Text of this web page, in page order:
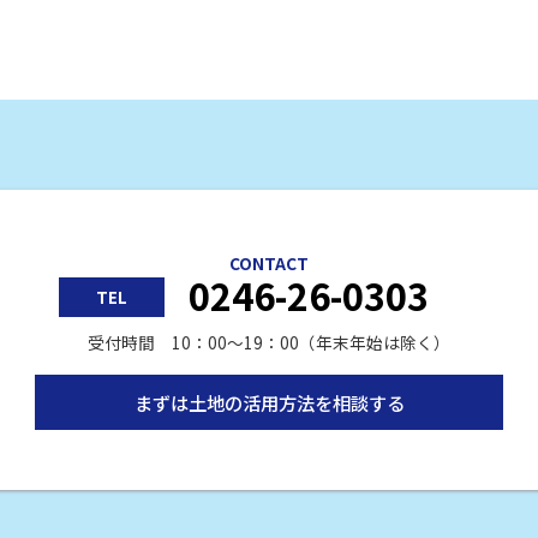
CONTACT
TEL
0246-26-0303
受付時間 10：00〜19：00（年末年始は除く）
まずは土地の活用方法を相談する